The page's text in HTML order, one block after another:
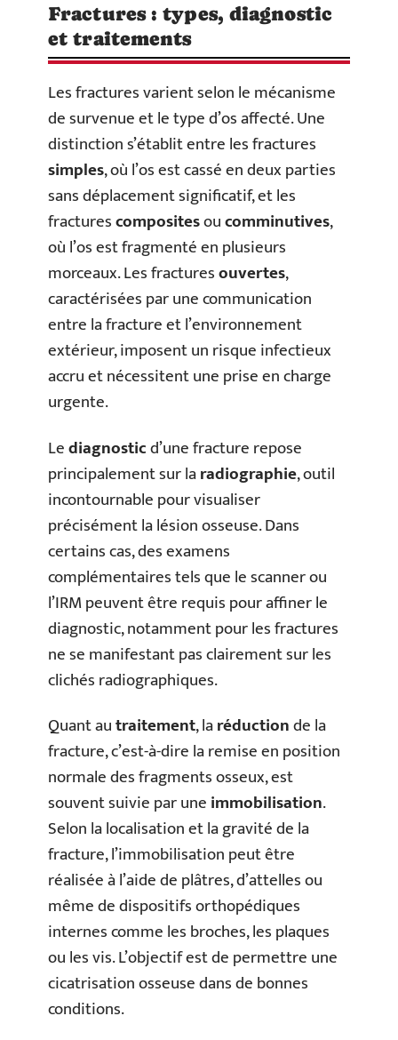
Fractures : types, diagnostic
et traitements
Les fractures varient selon le mécanisme
de survenue et le type d’os affecté. Une
distinction s’établit entre les fractures
simples, où l’os est cassé en deux parties
sans déplacement significatif, et les
fracturescompositesoucomminutives,
où l’os est fragmenté en plusieurs
morceaux. Les fracturesouvertes,
caractérisées par une communication
entre la fracture et l’environnement
extérieur, imposent un risque infectieux
accru et nécessitent une prise en charge
urgente.
Lediagnosticd’une fracture repose
principalement sur laradiographie, outil
incontournable pour visualiser
précisément la lésion osseuse. Dans
certains cas, des examens
complémentaires tels que le scanner ou
l’IRM peuvent être requis pour affiner le
diagnostic, notamment pour les fractures
ne se manifestant pas clairement sur les
clichés radiographiques.
Quant autraitement, laréductionde la
fracture, c’est-à-dire la remise en position
normale des fragments osseux, est
souvent suivie par uneimmobilisation.
Selon la localisation et la gravité de la
fracture, l’immobilisation peut être
réalisée à l’aide de plâtres, d’attelles ou
même de dispositifs orthopédiques
internes comme les broches, les plaques
ou les vis. L’objectif est de permettre une
cicatrisation osseuse dans de bonnes
conditions.